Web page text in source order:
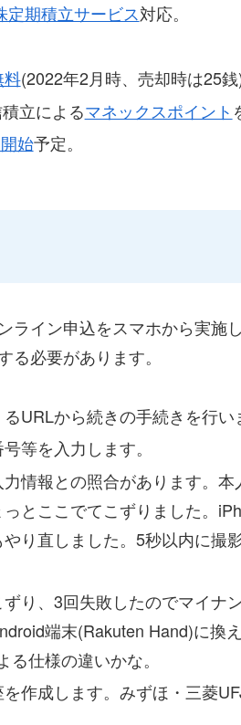
定期積立サービス対応。
(2022年2月時、売却時は25
立によるマネックスポイント
始予定。
ライン申込をスマホから実施
必要があります。
URLから続きの手続きを行い
等を入力します。
情報との照合があります。
とここでてこずりました。
り直しました。5秒以内に撮
り、3回失敗したのでマイナ
端末(Rakuten Hand)に換
仕様の違いかな。
作成します。みずほ・三菱